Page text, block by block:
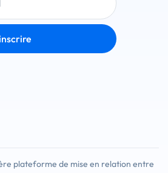
plateforme de mise en relation entre